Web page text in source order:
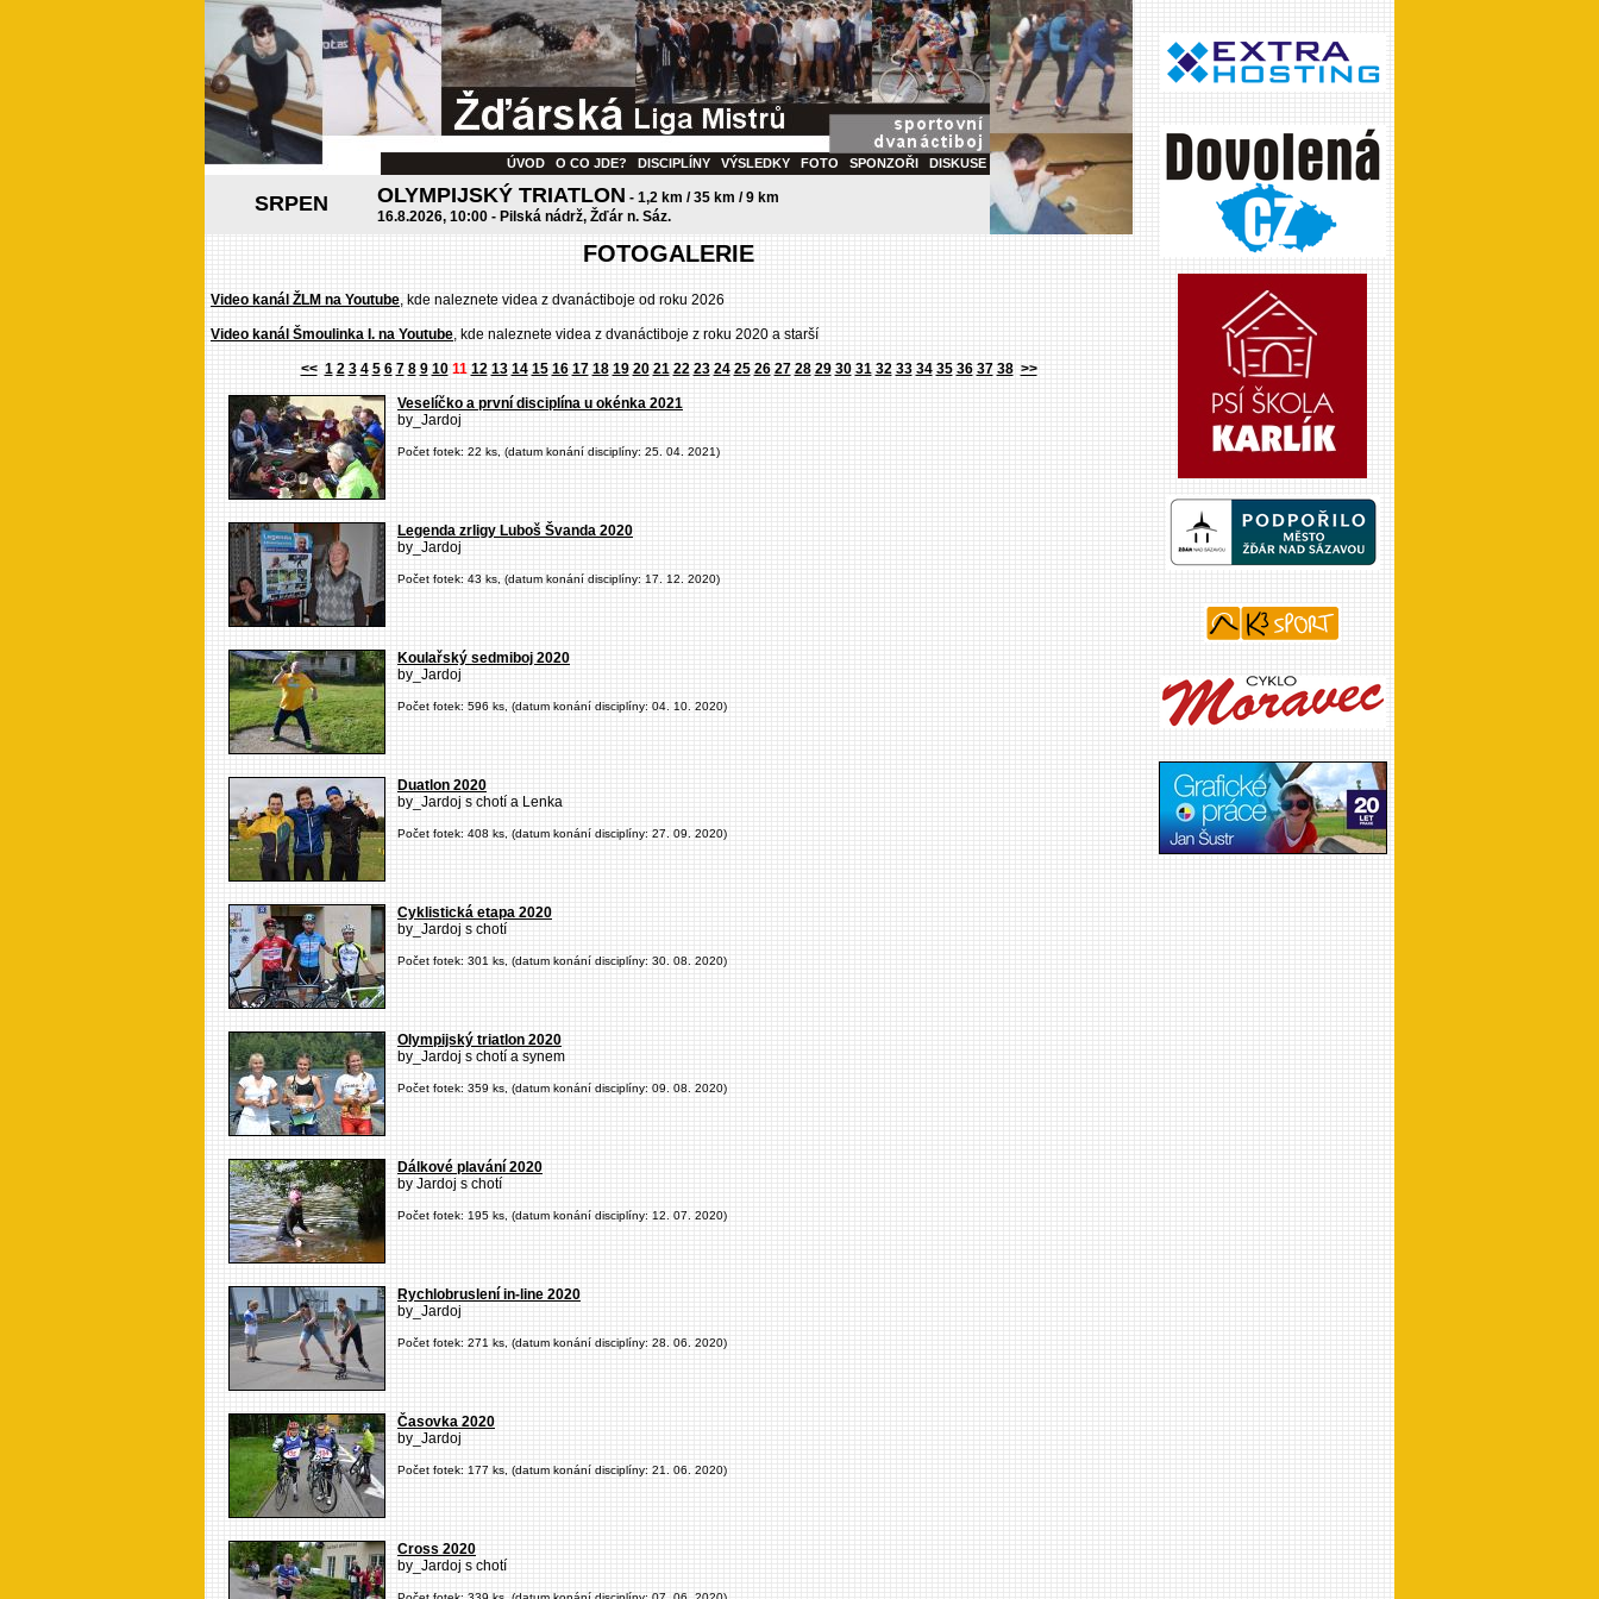
ÚVOD O CO JDE? DISCIPLÍNY VÝSLEDKY FOTO SPONZOŘI DISKUSE
SRPEN OLYMPIJSKÝ TRIATLON - 1,2 km / 35 km / 9 km
16.8.2026, 10:00 - Pilská nádrž, Žďár n. Sáz.
FOTOGALERIE
Video kanál ŽLM na Youtube, kde naleznete videa z dvanáctiboje od roku 2026
Video kanál Šmoulinka I. na Youtube, kde naleznete videa z dvanáctiboje z roku 2020 a starší
<< 1 2 3 4 5 6 7 8 9 10 11 12 13 14 15 16 17 18 19 20 21 22 23 24 25 26 27 28 29 30 31 32 33 34 35 36 37 38 >>
Veselíčko a první disciplína u okénka 2021
by_Jardoj
Počet fotek: 22 ks, (datum konání disciplíny: 25. 04. 2021)
Legenda zrligy Luboš Švanda 2020
by_Jardoj
Počet fotek: 43 ks, (datum konání disciplíny: 17. 12. 2020)
Koulařský sedmiboj 2020
by_Jardoj
Počet fotek: 596 ks, (datum konání disciplíny: 04. 10. 2020)
Duatlon 2020
by_Jardoj s chotí a Lenka
Počet fotek: 408 ks, (datum konání disciplíny: 27. 09. 2020)
Cyklistická etapa 2020
by_Jardoj s chotí
Počet fotek: 301 ks, (datum konání disciplíny: 30. 08. 2020)
Olympijský triatlon 2020
by_Jardoj s chotí a synem
Počet fotek: 359 ks, (datum konání disciplíny: 09. 08. 2020)
Dálkové plavání 2020
by Jardoj s chotí
Počet fotek: 195 ks, (datum konání disciplíny: 12. 07. 2020)
Rychlobruslení in-line 2020
by_Jardoj
Počet fotek: 271 ks, (datum konání disciplíny: 28. 06. 2020)
Časovka 2020
by_Jardoj
Počet fotek: 177 ks, (datum konání disciplíny: 21. 06. 2020)
Cross 2020
by_Jardoj s chotí